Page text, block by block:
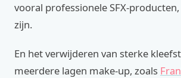
vooral professionele SFX-
zijn.
En het verwijderen van sterke
meerdere lagen make-up, zoals